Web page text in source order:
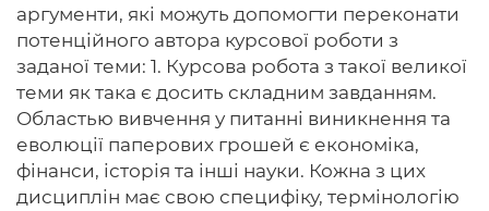
аргументи, які можуть допомогти переконати
потенційного автора курсової роботи з
заданої теми: 1. Курсова робота з такої великої
теми як така є досить складним завданням.
Областью вивчення у питанні виникнення та
еволюції паперових грошей є економіка,
фінанси, історія та інші науки. Кожна з цих
дисциплін має свою специфіку, термінологію